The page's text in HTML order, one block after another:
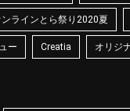
ラインとら祭り2020夏
ー Creatia オリジ